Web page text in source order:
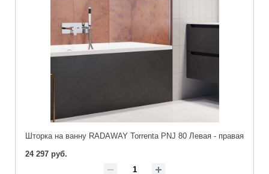
Шторка на ванну RADAWAY Torrenta PNJ 80 Левая - правая
24 297 руб.